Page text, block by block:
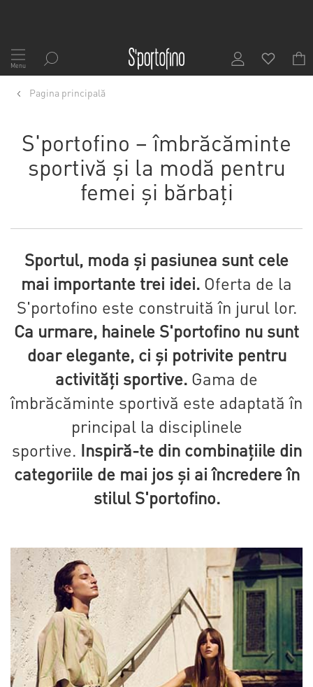
Mergeți
la
Conținut
Menu
Pagina principală
S'portofino – îmbrăcăminte
sportivă și la modă pentru
femei și bărbați
Sportul, moda și pasiunea sunt cele
mai importante trei idei. Oferta de la
S'portofino este construită în jurul lor.
Ca urmare, hainele S'portofino nu sunt
doar elegante, ci și potrivite pentru
activități sportive. Gama de
îmbrăcăminte sportivă este adaptată în
principal la disciplinele
sportive. Inspiră-te din combinațiile din
categoriile de mai jos și ai încredere în
stilul S'portofino.